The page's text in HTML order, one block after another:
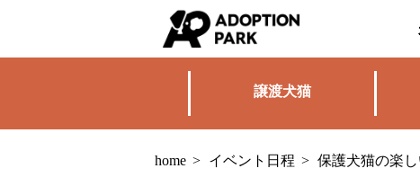
譲渡犬猫
home > イベント日程 > 保護犬猫の楽